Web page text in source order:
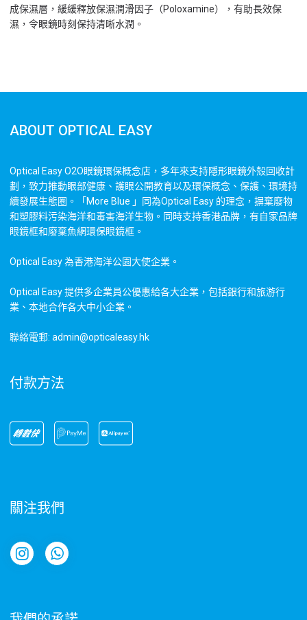
成保濕層，緩緩釋放保濕潤滑因子（Poloxamine），有助長效保
濕，令眼鏡時刻保持清晰水潤。
ABOUT OPTICAL EASY
Optical Easy O2O眼鏡環保概念店，多年來支持隱形眼鏡外殼回收計
劃，致力推動眼部健康、護眼公開教育以及環保概念、保護、環境持
續發展生態圈。「More Blue 」同為Optical Easy 的理念，摒棄廢物
和塑膠料污染海洋和毒害海洋生物。同時支持香港品牌，有自家品牌
眼鏡框和廢棄魚網環保眼鏡框。
Optical Easy 為香港海洋公園大使企業。
Optical Easy 提供多企業員公優惠給各大企業，包括銀行和旅游行
業、本地合作各大中小企業。
聯絡電郵: admin@opticaleasy.hk
付款方法
關注我們